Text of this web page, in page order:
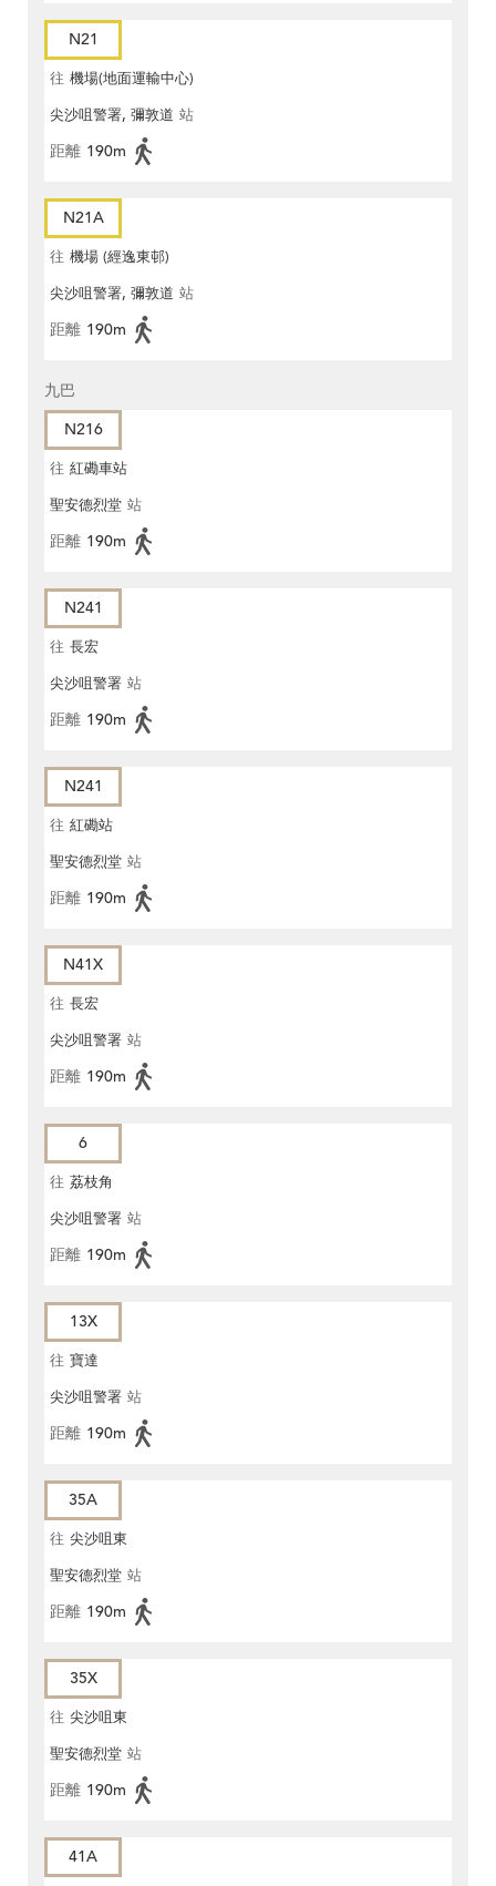
N21
往 機場(地面運輸中心)
尖沙咀警署, 彌敦道 站
距離 190m
N21A
往 機場 (經逸東邨)
尖沙咀警署, 彌敦道 站
距離 190m
九巴
N216
往 紅磡車站
聖安德烈堂 站
距離 190m
N241
往 長宏
尖沙咀警署 站
距離 190m
N241
往 紅磡站
聖安德烈堂 站
距離 190m
N41X
往 長宏
尖沙咀警署 站
距離 190m
6
往 荔枝角
尖沙咀警署 站
距離 190m
13X
往 寶達
尖沙咀警署 站
距離 190m
35A
往 尖沙咀東
聖安德烈堂 站
距離 190m
35X
往 尖沙咀東
聖安德烈堂 站
距離 190m
41A